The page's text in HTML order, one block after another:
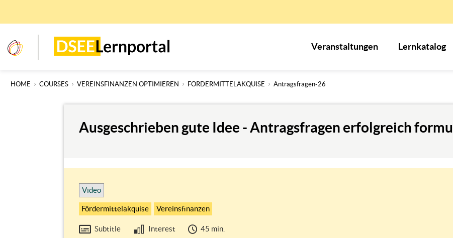
content
dseelernportal Veranstaltungen Lernkatalog
HOME COURSES VEREINSFINANZEN OPTIMIEREN FÖRDERMITTELAKQUISE Antragsfragen-26
Ausgeschrieben gute Idee - Antragsfragen erfolgreich
Video
Fördermittelakquise Vereinsfinanzen
Subtitle Interest 45 min.